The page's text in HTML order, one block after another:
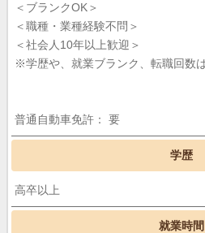
＜ブランクOK＞
＜職種・業種経験不問＞
＜社会人10年以上歓迎＞
※学歴や、就業ブランク、転職回数
普通自動車免許： 要
学歴
高卒以上
就業時間